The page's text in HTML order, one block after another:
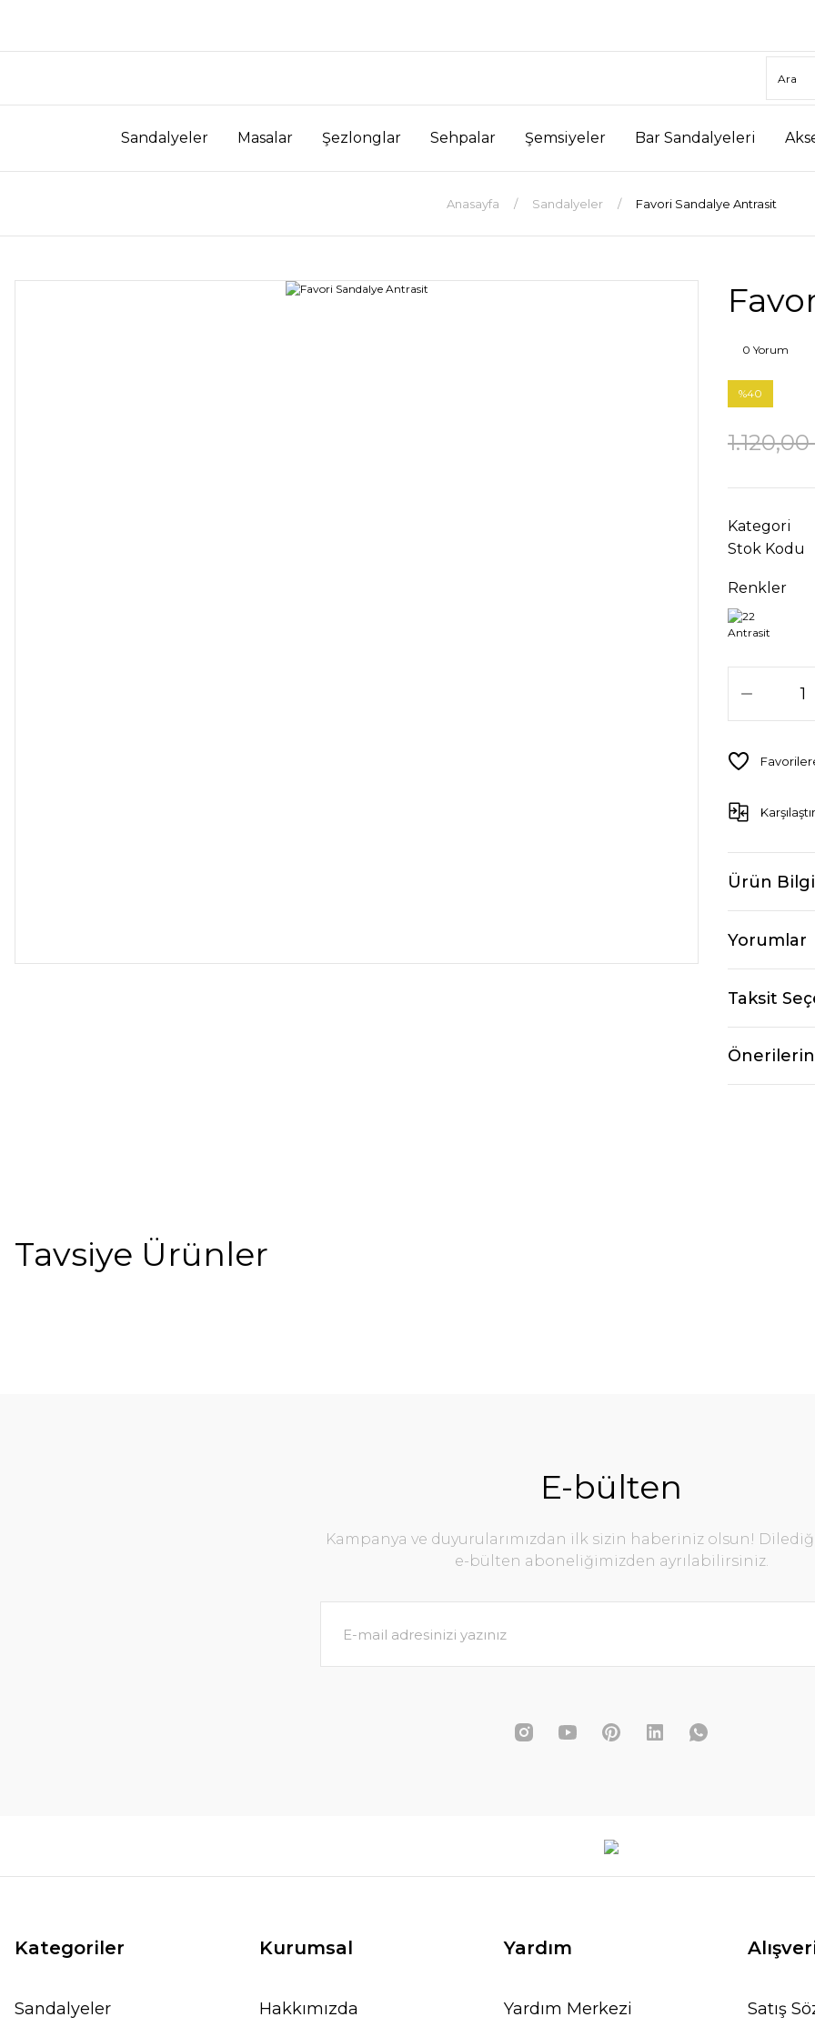
Sandalyeler Masalar Şezlonglar Sehpalar Şemsiyeler Bar Sandalyeleri
Anasayfa Sandalyeler Favori Sandalye Antrasit
0 Yorum
%40
Kategori
Stok Kodu
Renkler
Karşılaştır
Ürün
Yorumlar
Taksit
Tavsiye Ürünler
6.620,00
SEPETE EKLE
E-bülten
Kampanya ve duyurularımızdan ilk sizin haberiniz olsun!
e-bülten aboneliğimizden ayrılabilirsiniz.
Kategoriler
Sandalyeler
Kurumsal
Hakkımızda
Yardım
Yardım Merkezi Satış